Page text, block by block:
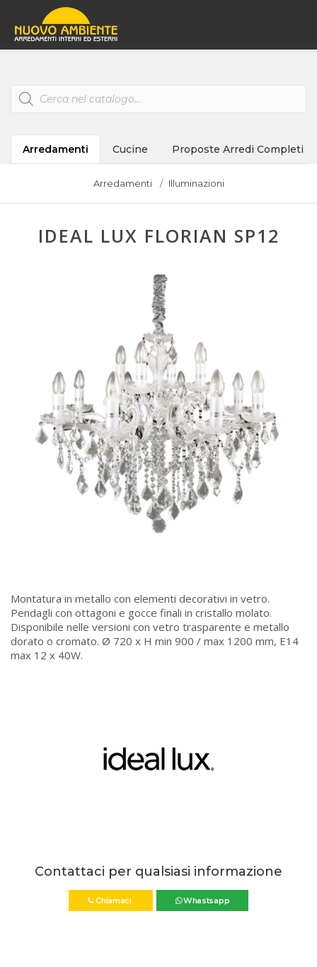
Products
search
Arredamenti Cucine Proposte Arredi Completi
Arredamenti Illuminazioni
IDEAL LUX FLORIAN SP12
Montatura in metallo con elementi decorativi in vetro.
Pendagli con ottagoni e gocce finali in cristallo molato.
Disponibile nelle versioni con vetro trasparente e metallo
dorato o cromato. Ø 720 x H min 900 / max 1200 mm, E14
max 12 x 40W.
Contattaci per qualsiasi informazione
Chiamaci Whastsapp